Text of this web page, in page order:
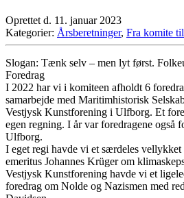
Oprettet d. 11. januar 2023
Kategorier: Årsberetninger, Fra komite
Slogan: Tænk selv – men lyt først.
Foredrag
I 2022 har vi i komiteen afholdt 6
samarbejde med Maritimhistorisk
Vestjysk Kunstforening i Ulfborg. Et
egen regning. I år var foredragene også
Ulfborg.
I eget regi havde vi et særdeles vellykket
emeritus Johannes Krüger om
Vestjysk Kunstforening havde vi et
foredrag om Nolde og Nazismen med